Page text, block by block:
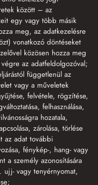
között – az
egy vagy több másik
meg, az adatkezelésre
vonatkozó döntéseket
közösen hozza meg
az adatfeldolgozóval;
függetlenül az
vagy a műveletek
felvétele, rögzítése,
felhasználása,
hozatala,
zárolása, törlése
az adat további
fénykép-, hang- vagy
a személy azonosítására
ujj- vagy tenyérnyomat,